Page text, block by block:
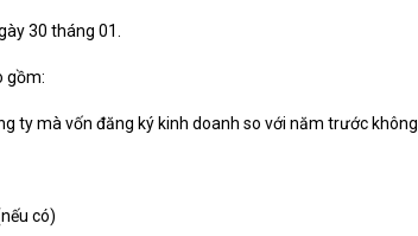
30 tháng 01.
gồm:
ty mà vốn đăng ký kinh doanh so với năm trước
có)